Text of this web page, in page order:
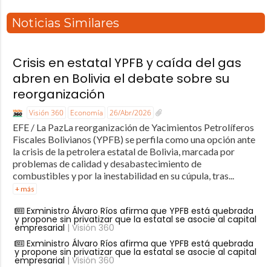
Noticias Similares
Crisis en estatal YPFB y caída del gas
abren en Bolivia el debate sobre su
reorganización
Visión 360 Economía 26/Abr/2026
EFE / La PazLa reorganización de Yacimientos Petrolíferos
Fiscales Bolivianos (YPFB) se perfila como una opción ante
la crisis de la petrolera estatal de Bolivia, marcada por
problemas de calidad y desabastecimiento de
combustibles y por la inestabilidad en su cúpula, tras...
+ más
Exministro Álvaro Ríos afirma que YPFB está quebrada
y propone sin privatizar que la estatal se asocie al capital
empresarial | Visión 360
Exministro Álvaro Ríos afirma que YPFB está quebrada
y propone sin privatizar que la estatal se asocie al capital
empresarial | Visión 360